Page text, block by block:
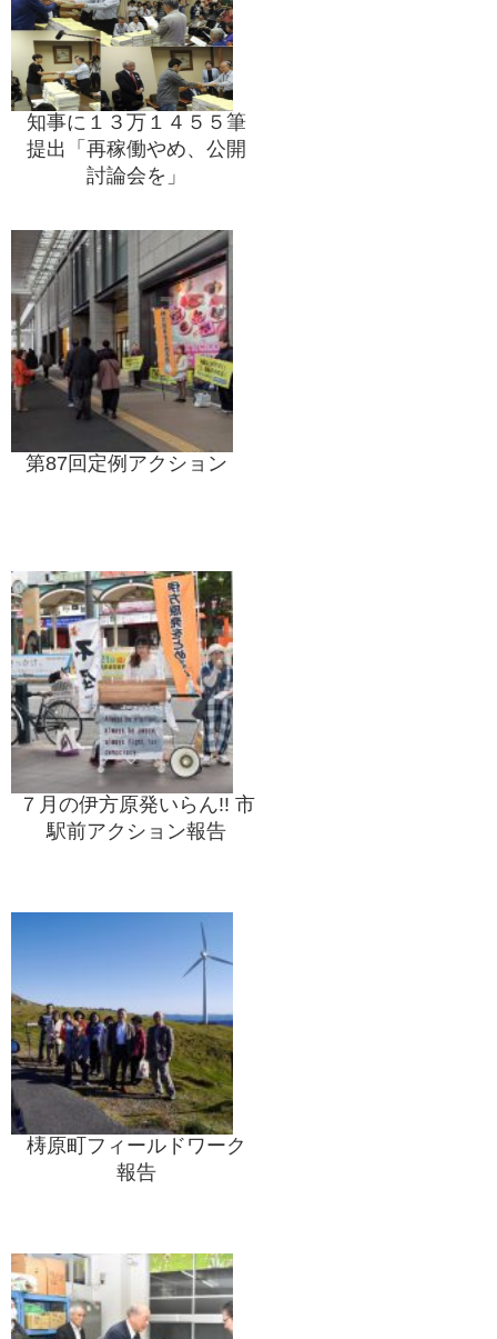
知事に１３万１４５５筆
提出「再稼働やめ、公開
討論会を」
第87回定例アクション
７月の伊方原発いらん!! 市
駅前アクション報告
梼原町フィールドワーク
報告